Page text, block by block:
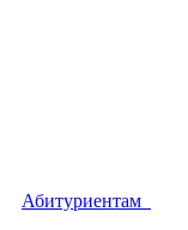
Абитуриентам